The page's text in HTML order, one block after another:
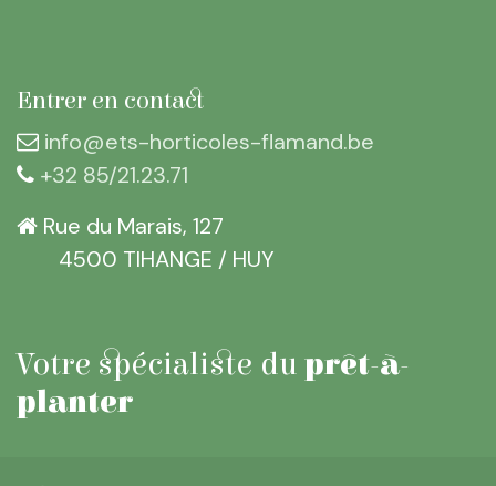
Entrer en contact
info@ets-horticoles-flamand.be
+32 85/21.23.71
Rue du Marais, 127
​4500 TIHANGE / HUY
Votre spécialiste du prêt-à-
planter